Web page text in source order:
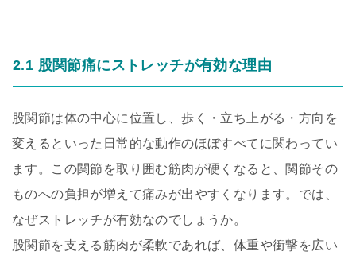
2.1 股関節痛にストレッチが有効な理由
股関節は体の中心に位置し、歩く・立ち上がる・方向を
変えるといった日常的な動作のほぼすべてに関わってい
ます。この関節を取り囲む筋肉が硬くなると、関節その
ものへの負担が増えて痛みが出やすくなります。では、
なぜストレッチが有効なのでしょうか。
股関節を支える筋肉が柔軟であれば、体重や衝撃を広い